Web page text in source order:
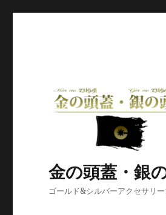
金の頭蓋・
ゴールド&シルバーアクセサリ